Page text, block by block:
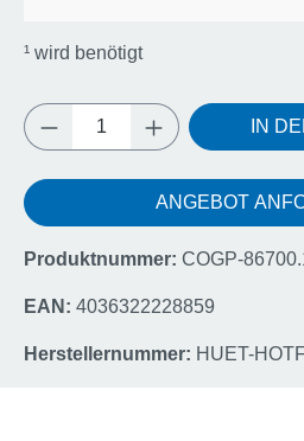
¹ wird benötigt
Produkt Anzahl: Gib IN
ANGEBOT
Produktnummer: COGP-
EAN: 4036322228859
Herstellernummer: HUET-